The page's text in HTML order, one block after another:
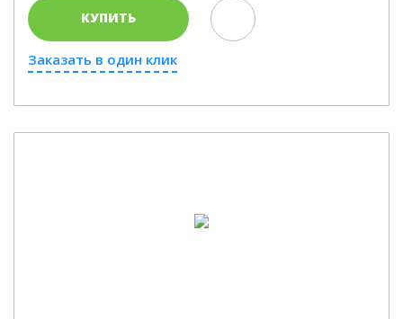
КУПИТЬ
Заказать в один клик